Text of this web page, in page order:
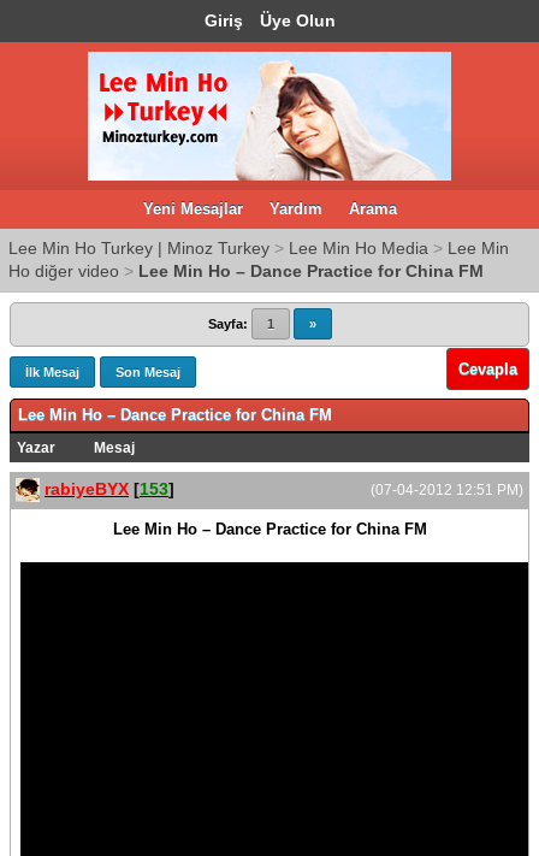
Giriş Üye Olun
Yeni Mesajlar Yardım Arama
Lee Min Ho Turkey | Minoz Turkey > Lee Min Ho Media > Lee Min
Ho diğer video > Lee Min Ho – Dance Practice for China FM
Sayfa: 1 »
İlk Mesaj Son Mesaj Cevapla
Lee Min Ho – Dance Practice for China FM
Yazar Mesaj
(07-04-2012 12:51 PM)
rabiyeBYX [153]
Lee Min Ho – Dance Practice for China FM